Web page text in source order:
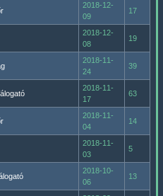
2018-12-
09
17
2018-12-
08
19
2018-11-
24
39
2018-11-
17
63
2018-11-
04
14
2018-11-
03
5
2018-10-
06
13